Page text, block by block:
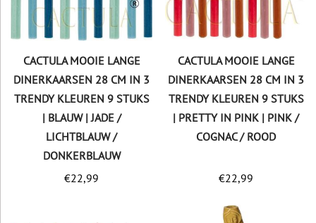
CACTULA MOOIE LANGE
DINERKAARSEN 28 CM IN 3
TRENDY KLEUREN 9 STUKS
| BLAUW | JADE /
LICHTBLAUW /
DONKERBLAUW
€22,99
CACTULA MOOIE LANGE
DINERKAARSEN 28 CM IN 3
TRENDY KLEUREN 9 STUKS
| PRETTY IN PINK | PINK /
COGNAC / ROOD
€22,99